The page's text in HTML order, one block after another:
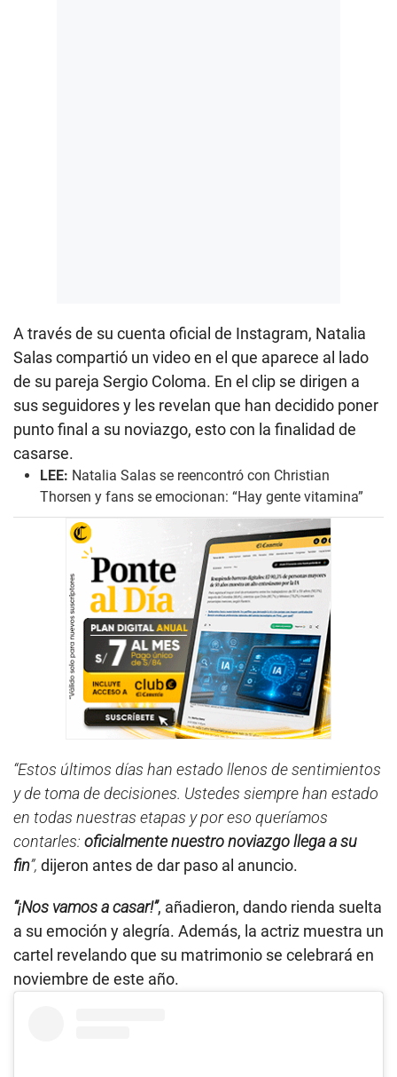
A través de su cuenta oficial de Instagram, Natalia
Salas compartió un video en el que aparece al lado
de su pareja Sergio Coloma. En el clip se dirigen a
sus seguidores y les revelan que han decidido poner
punto final a su noviazgo, esto con la finalidad de
casarse.
LEE: Natalia Salas se reencontró con Christian
Thorsen y fans se emocionan: “Hay gente vitamina”
“Estos últimos días han estado llenos de sentimientos
y de toma de decisiones. Ustedes siempre han estado
en todas nuestras etapas y por eso queríamos
contarles: oficialmente nuestro noviazgo llega a su
fin”, dijeron antes de dar paso al anuncio.
“¡Nos vamos a casar!”, añadieron, dando rienda suelta
a su emoción y alegría. Además, la actriz muestra un
cartel revelando que su matrimonio se celebrará en
noviembre de este año.